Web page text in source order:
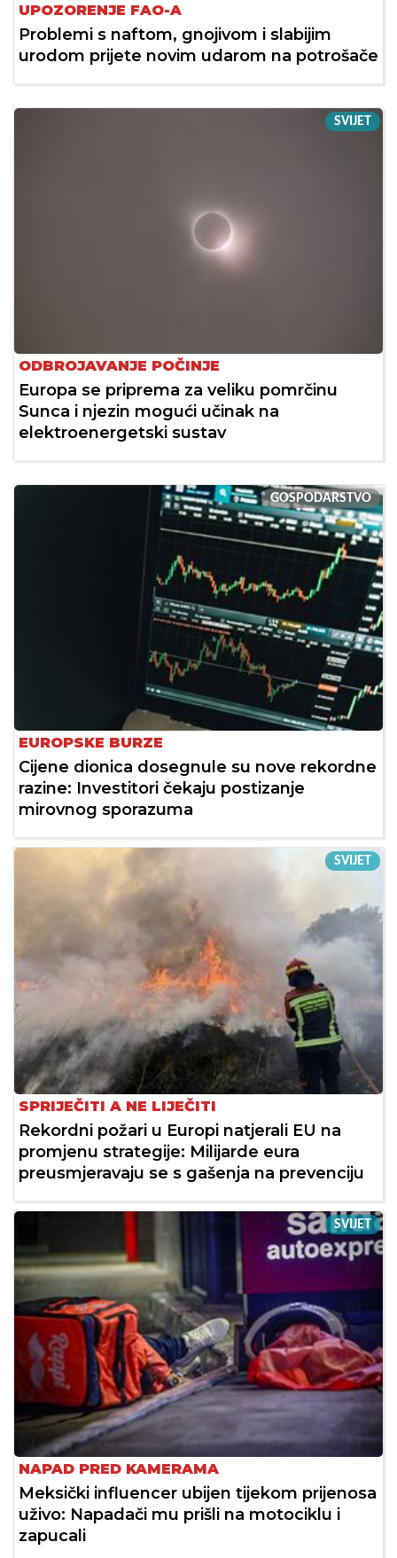
UPOZORENJE FAO-A
Problemi s naftom, gnojivom i slabijim
urodom prijete novim udarom na potrošače
SVIJET
ODBROJAVANJE POČINJE
Europa se priprema za veliku pomrčinu
Sunca i njezin mogući učinak na
elektroenergetski sustav
GOSPODARSTVO
EUROPSKE BURZE
Cijene dionica dosegnule su nove rekordne
razine: Investitori čekaju postizanje
mirovnog sporazuma
SVIJET
SPRIJEČITI A NE LIJEČITI
Rekordni požari u Europi natjerali EU na
promjenu strategije: Milijarde eura
preusmjeravaju se s gašenja na prevenciju
SVIJET
NAPAD PRED KAMERAMA
Meksički influencer ubijen tijekom prijenosa
uživo: Napadači mu prišli na motociklu i
zapucali